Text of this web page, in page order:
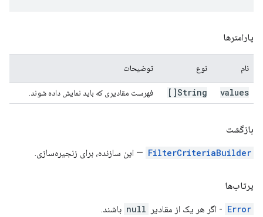
پارامترها
نام نوع توضیحات
values
String[] فهرست مقادیری که باید نمایش داده شوند.
بازگشت
FilterCriteriaBuilder — این سازنده، برای زنجیره‌سازی.
پرتاب‌ها
Error - اگر هر یک از مقادیر null باشند.